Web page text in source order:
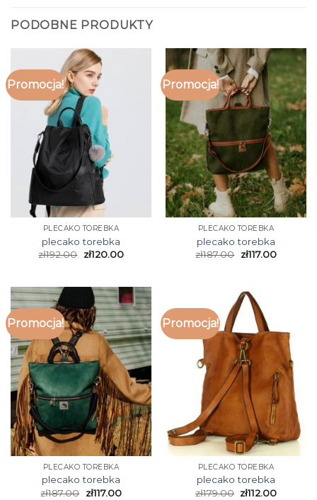
PODOBNE PRODUKTY
Promocja!
PLECAKO TOREBKA
plecako torebka
zł192.00 zł120.00
Promocja!
PLECAKO TOREBKA
plecako torebka
zł187.00 zł117.00
Promocja!
PLECAKO TOREBKA
plecako torebka
zł187.00 zł117.00
Promocja!
PLECAKO TOREBKA
plecako torebka
zł179.00 zł112.00